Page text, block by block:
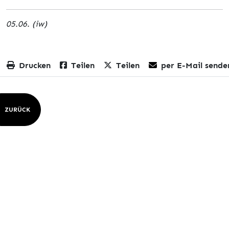
05.06. (iw)
Drucken Teilen Teilen per E-Mail
ZURÜCK